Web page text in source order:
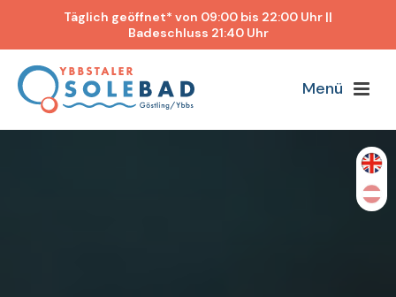
Täglich geöffnet* von 09:00 bis 22:00 Uhr ||
Badeschluss 21:40 Uhr